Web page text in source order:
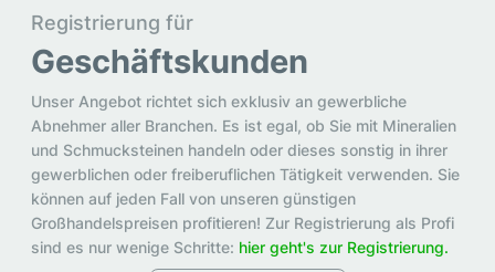
Registrierung für
Geschäftskunden
Unser Angebot richtet sich exklusiv an gewerbliche
Abnehmer aller Branchen. Es ist egal, ob Sie mit Mineralien
und Schmucksteinen handeln oder dieses sonstig in ihrer
gewerblichen oder freiberuflichen Tätigkeit verwenden. Sie
können auf jeden Fall von unseren günstigen
Großhandelspreisen profitieren! Zur Registrierung als Profi
sind es nur wenige Schritte: hier geht's zur Registrierung.